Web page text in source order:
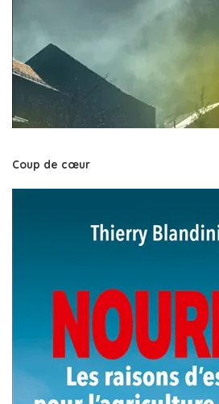
Coup de cœur